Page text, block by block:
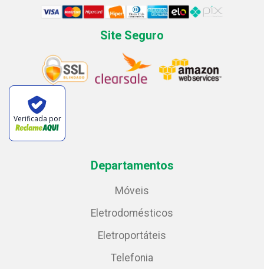
Site Seguro
Verificada por
Departamentos
Móveis
Eletrodomésticos
Eletroportáteis
Telefonia